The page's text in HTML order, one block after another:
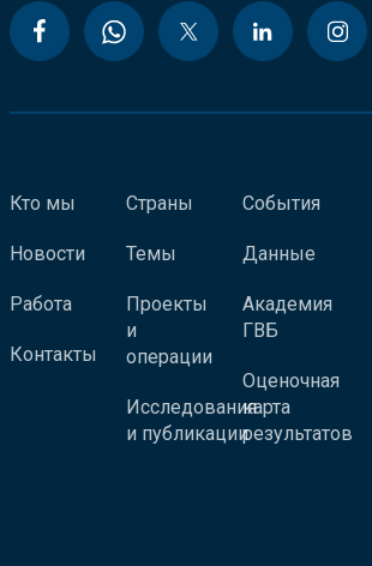
Кто мы
Новости
Работа
Контакты
Страны
Темы
Проекты
и
операции
Исследования
и публикации
События
Данные
Академия
ГВБ
Оценочная
карта
результатов